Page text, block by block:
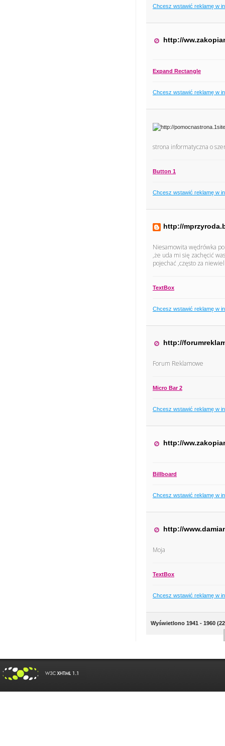
Chcesz wstawić reklamę w
http://
Expand Rectangle
Chcesz wstawić reklamę w
strona informatyczna o
Button 1
Chcesz wstawić reklamę w
http://
Niesamowita wędrówka
,że uda mi się zachęcić
pojechać ,często za
TextBox
Chcesz wstawić reklamę w
http://
Forum Reklamowe
Micro Bar 2
Chcesz wstawić reklamę w
http://
Billboard
Chcesz wstawić reklamę w
http://
Moja
TextBox
Chcesz wstawić reklamę w
Wyświetlono 1941 - 1960